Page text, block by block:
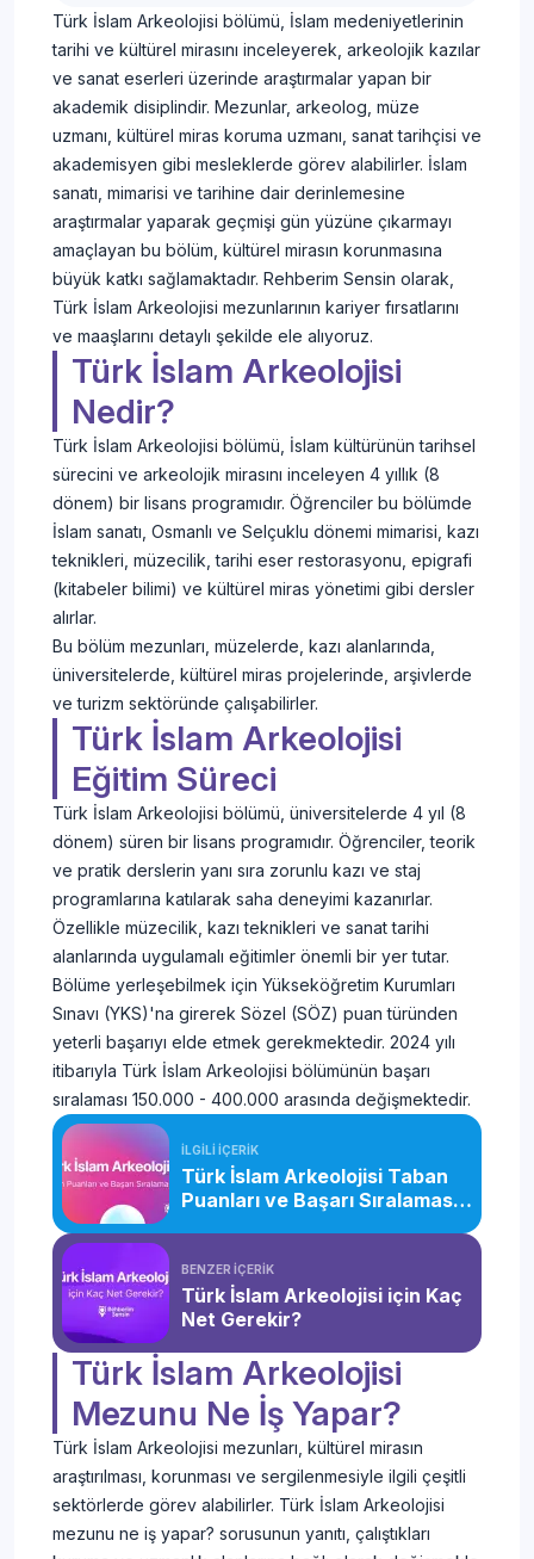
Türk İslam Arkeolojisi bölümü, İslam medeniyetlerinin
tarihi ve kültürel mirasını inceleyerek, arkeolojik kazılar
ve sanat eserleri üzerinde araştırmalar yapan bir
akademik disiplindir. Mezunlar, arkeolog, müze
uzmanı, kültürel miras koruma uzmanı, sanat tarihçisi ve
akademisyen gibi mesleklerde görev alabilirler. İslam
sanatı, mimarisi ve tarihine dair derinlemesine
araştırmalar yaparak geçmişi gün yüzüne çıkarmayı
amaçlayan bu bölüm, kültürel mirasın korunmasına
büyük katkı sağlamaktadır. Rehberim Sensin olarak,
Türk İslam Arkeolojisi mezunlarının kariyer fırsatlarını
ve maaşlarını detaylı şekilde ele alıyoruz.
Türk İslam Arkeolojisi
Nedir?
Türk İslam Arkeolojisi bölümü, İslam kültürünün tarihsel
sürecini ve arkeolojik mirasını inceleyen 4 yıllık (8
dönem) bir lisans programıdır. Öğrenciler bu bölümde
İslam sanatı, Osmanlı ve Selçuklu dönemi mimarisi, kazı
teknikleri, müzecilik, tarihi eser restorasyonu, epigrafi
(kitabeler bilimi) ve kültürel miras yönetimi gibi dersler
alırlar.
Bu bölüm mezunları, müzelerde, kazı alanlarında,
üniversitelerde, kültürel miras projelerinde, arşivlerde
ve turizm sektöründe çalışabilirler.
Türk İslam Arkeolojisi
Eğitim Süreci
Türk İslam Arkeolojisi bölümü, üniversitelerde 4 yıl (8
dönem) süren bir lisans programıdır. Öğrenciler, teorik
ve pratik derslerin yanı sıra zorunlu kazı ve staj
programlarına katılarak saha deneyimi kazanırlar.
Özellikle müzecilik, kazı teknikleri ve sanat tarihi
alanlarında uygulamalı eğitimler önemli bir yer tutar.
Bölüme yerleşebilmek için Yükseköğretim Kurumları
Sınavı (YKS)'na girerek Sözel (SÖZ) puan türünden
yeterli başarıyı elde etmek gerekmektedir. 2024 yılı
itibarıyla Türk İslam Arkeolojisi bölümünün başarı
sıralaması 150.000 - 400.000 arasında değişmektedir.
İLGİLİ İÇERİK
Türk İslam Arkeolojisi Taban
Puanları ve Başarı Sıralaması
BENZER İÇERİK
Türk İslam Arkeolojisi için Kaç
Net Gerekir?
Türk İslam Arkeolojisi
Mezunu Ne İş Yapar?
Türk İslam Arkeolojisi mezunları, kültürel mirasın
araştırılması, korunması ve sergilenmesiyle ilgili çeşitli
sektörlerde görev alabilirler. Türk İslam Arkeolojisi
mezunu ne iş yapar? sorusunun yanıtı, çalıştıkları